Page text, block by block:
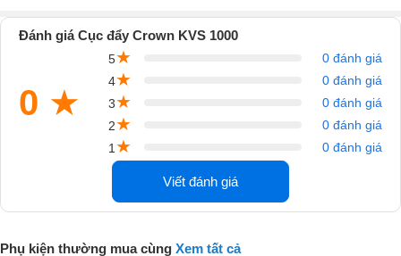
Trải qua nhiều năm, mẫu
sáng giá này được đưa vào
Việt Nam và được rất nhiều người tin dùng trong nước đón chào, tin
Đánh giá Cục đẩy Crown KVS 1000
0 ★
5★
0 đánh giá
4★
0 đánh giá
3★
0 đánh giá
2★
0 đánh giá
1 ★ 0 đánh giá
Viết đánh giá
Phụ kiện thường mua cùng Xem tất cả